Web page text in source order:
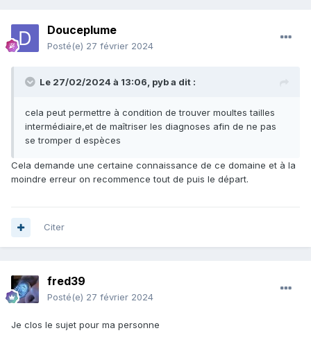
Douceplume
Posté(e) 27 février 2024
Le 27/02/2024 à 13:06, pyba dit :
cela peut permettre à condition de trouver moultes tailles
intermédiaire,et de maîtriser les diagnoses afin de ne pas
se tromper d espèces
Cela demande une certaine connaissance de ce domaine et à la
moindre erreur on recommence tout de puis le départ.
Citer
fred39
Posté(e) 27 février 2024
Je clos le sujet pour ma personne